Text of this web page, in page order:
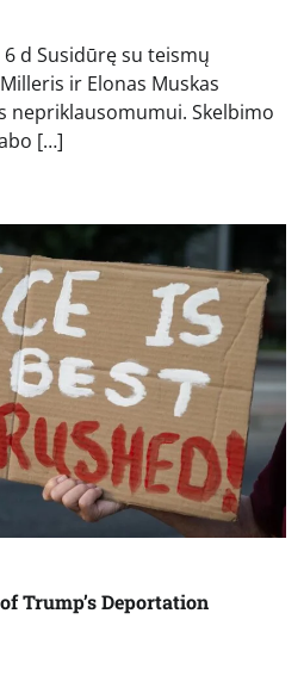
d Susidūrę su teismų
ir Elonas Muskas
nepriklausomumui. Skelbimo
[…]
Trump’s Deportation